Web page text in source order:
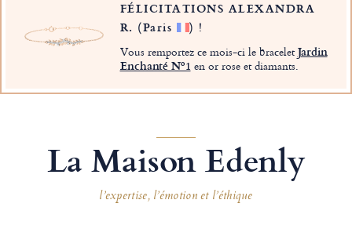
FÉLICITATIONS ALEXANDRA
R. (Paris ) !
Vous remportez ce mois-ci le braceletJardin
Enchanté Nº1 en or rose et diamants.
La Maison Edenly
l’expertise, l’émotion et l’éthique